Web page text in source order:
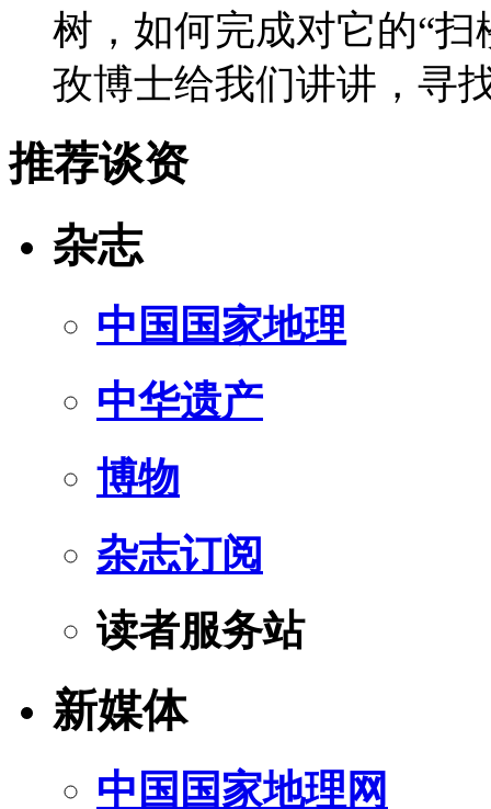
树，如何完成对它的“
孜博士给我们讲讲，
推荐谈资
杂志
中国国家地理
中华遗产
博物
杂志订阅
读者服务站
新媒体
中国国家地理网